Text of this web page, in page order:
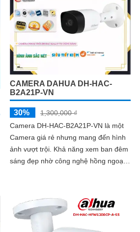
chuyển đổi linh hoạt chế độ hồng
ngoại 30m và chế độ có màu ban đêm
tầm xa lên đến 20m đảm bảo an ninh
CAMERA DAHUA DH-HAC-
B2A21P-VN
30%
1,300,000 ₫
Camera DH-HAC-B2A21P-VN là một
Camera giá rẻ nhưng mang đến hình
ảnh vượt trội. Khả năng xem ban đêm
sáng đẹp nhờ công nghệ hồng ngoại